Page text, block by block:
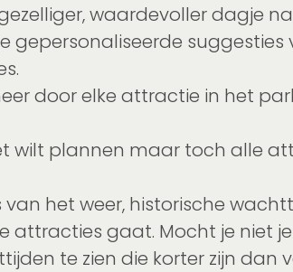
waardevoller dagje
gepersonaliseerde
door elke attractie in het
wilt plannen maar toch alle
het weer, historische
attracties gaat. Mocht je niet
te zien die korter zijn